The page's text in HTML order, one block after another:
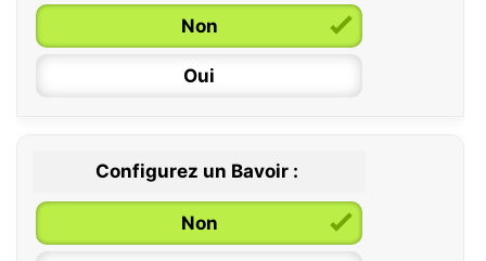
6 / 12 mois
12 / 18 mois
Non
Oui
Configurez un Bavoir :
Non